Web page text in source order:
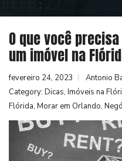
O que você
um imóvel na
fevereiro 24, 2023
Antonio
Category: Dicas, Imóveis na
Flórida, Morar em Orlando,